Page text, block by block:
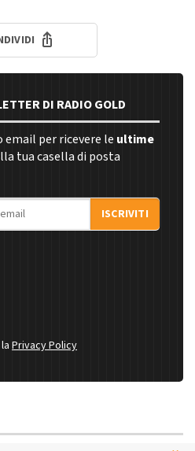
DI RADIO GOLD
per ricevere le ultime
tua casella di posta
ISCRIVITI
Privacy Policy